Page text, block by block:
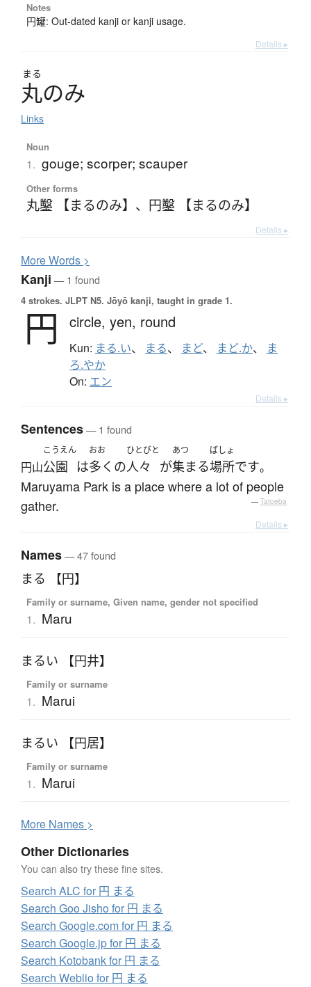
Notes
円罐: Out-dated kanji or kanji usage.
Details ▸
まる
丸のみ
Links
Noun
1. gouge; scorper; scauper
Other forms
丸鑿 【まるのみ】 、 円鑿 【まるのみ】
Details ▸
MoreWords >
Kanji — 1 found
4 strokes. JLPT N5. Jōyō kanji, taught in grade 1.
円 circle, yen, round
Kun: まる.い、 まる、 まど、 まど.か、
ま
ろ.やか
On: エン
Details ▸
Sentences— 1 found
円山
こうえん
公園 は
おお
多く の
ひとびと
人々 が
あつ
集まる
ばしょ
場所です。
Maruyama Park is a place where a lot of people
gather.
— Tatoeba
Details ▸
Names— 47 found
まる 【円】
Family or surname, Given name, gender not specified
1. Maru
まるい 【円井】
Family or surname
1. Marui
まるい 【円居】
Family or surname
1. Marui
More Names >
Other Dictionaries
You can also try these fine sites.
Search ALC for 円 まる
Search Goo Jisho for 円 まる
Search Google.com for 円 まる
Search Google.jp for 円 まる
Search Kotobank for 円 まる
Search Weblio for 円 まる